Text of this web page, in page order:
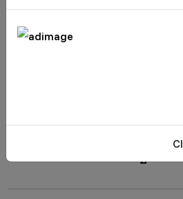
ക്യാമ്പുകൾ
കുഞ്ഞിന്റെ
തർക്കം; ഭാര്യയെ